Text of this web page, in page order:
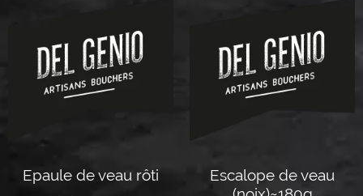
Epaule de veau rôti
Escalope de veau